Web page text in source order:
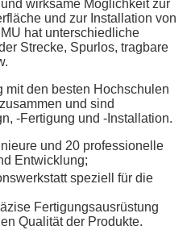
wirksame Möglichkeit zur
und zur Installation von
hat unterschiedliche
Strecke, Spurlos, tragbare
mit den besten Hochschulen
und sind
-Fertigung und -Installation.
und 20 professionelle
Entwicklung;
speziell für die
Fertigungsausrüstung
Qualität der Produkte.